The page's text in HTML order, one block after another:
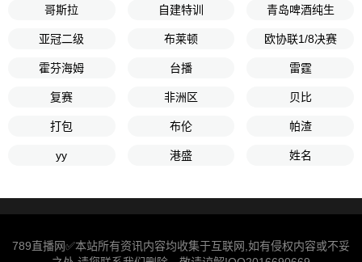
哥斯拉 自建特训 青岛啤酒纯生
亚冠二级 布莱顿 欧协联1/8决赛
霍芬海姆 台播 雷霆
复赛 非洲区 贝比
打包 布伦 帕渣
yy 港盛 姓名
789直播网✅本站所有资讯内容均收集于互联网,如有侵权内容或不妥